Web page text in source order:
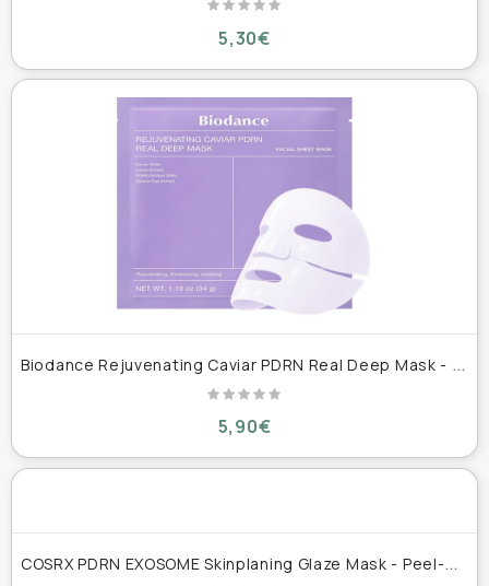
5,30€
B
iodance Rejuvenating Caviar PDRN Real Deep Mask - Μάσκα Εντατικής Αναζωογόνησης & Λάμψης 34g
5,90€
C
OSRX PDRN EXOSOME Skinplaning Glaze Mask - Peel-Off Μάσκα Λάμψης & Σύσφιξης 50 ml